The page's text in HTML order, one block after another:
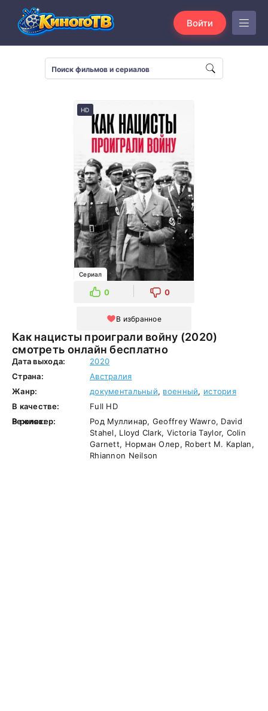
Войти
Как нацисты проиграли войну (2020)
смотреть онлайн бесплатно
HD
Сериал
0 0
В избранное
Дата выхода:
2020
Страна:
Австралия
Жанр:
документальный, военный, история
В качестве:
Full HD
Режиссер:
В ролях:
Род Муллинар, Geoffrey Wawro, David
Stahel, Lloyd Clark, Victoria Taylor, Colin
Garnett, Норман Олер, Robert M. Kaplan,
Rhiannon Neilson